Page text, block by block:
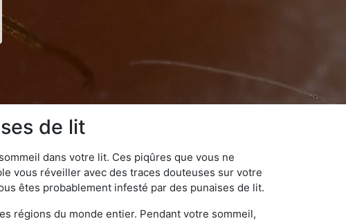
de lit
dans votre lit. Ces piqûres que vous ne
vous réveiller avec des traces douteuses sur votre
êtes probablement infesté par des punaises de lit.
régions du monde entier. Pendant votre sommeil,